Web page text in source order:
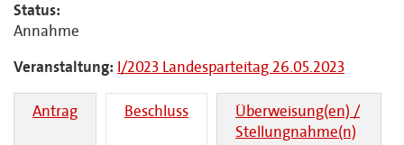
Status:
Annahme
Veranstaltung: I/2023 Landesparteitag 26.05.2023
Antrag Beschluss
Überweisung(en) /
Stellungnahme(n)